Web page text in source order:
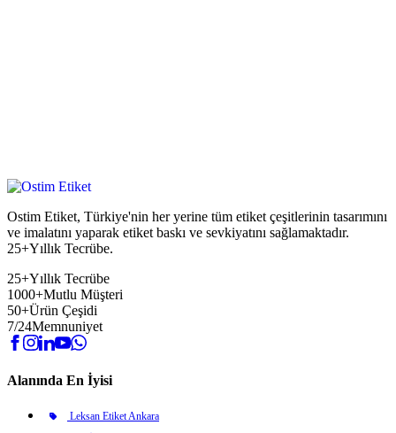
Ostim Etiket, Türkiye'nin her yerine tüm etiket çeşitlerinin tasarımını
ve imalatını yaparak etiket baskı ve sevkiyatını sağlamaktadır.
25+Yıllık Tecrübe.
25+Yıllık Tecrübe
1000+Mutlu Müşteri
50+Ürün Çeşidi
7/24Memnuniyet
Alanında En İyisi
Leksan Etiket Ankara